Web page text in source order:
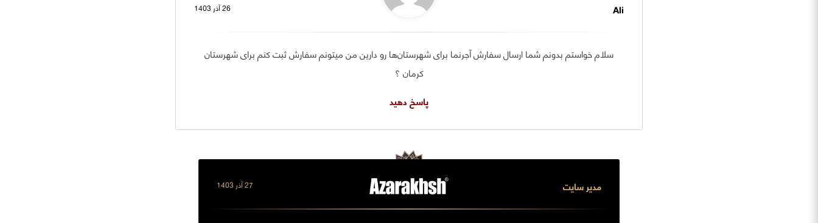
Ali 26 آذر 1403
سلام خواستم بدونم شما ارسال سفارش آجرنما برای شهرستان‌ها رو دارین من میتونم سفارش ثبت کنم برای شهرستان
کرمان ؟
پاسخ دهید
مدیر سایت 27 آذر 1403